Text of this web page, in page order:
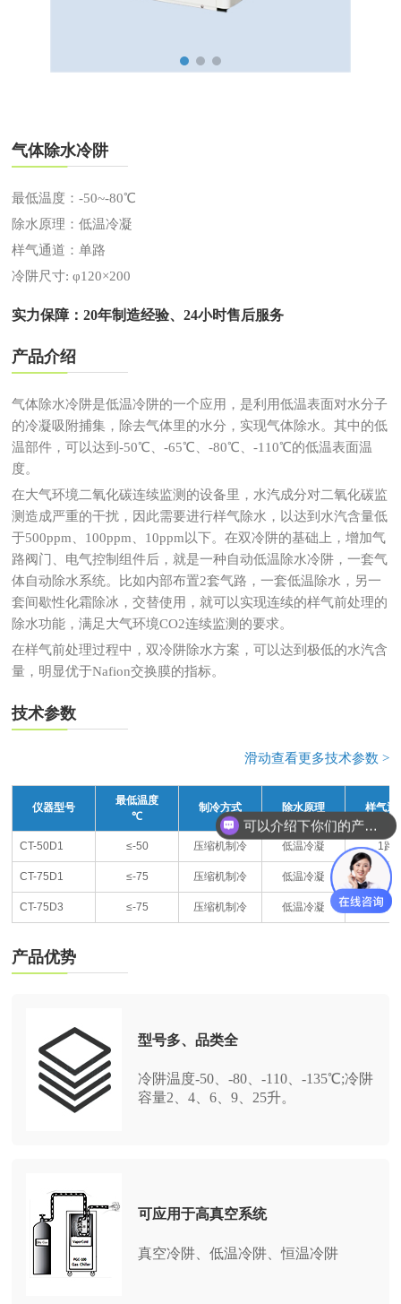
气体除水冷阱
最低温度：-50~-80℃
除水原理：低温冷凝
样气通道：单路
冷阱尺寸: φ120×200
实力保障：20年制造经验、24小时售后服务
产品介绍
气体除水冷阱是低温冷阱的一个应用，是利用低温表面对水分子
的冷凝吸附捕集，除去气体里的水分，实现气体除水。其中的低
温部件，可以达到-50℃、-65℃、-80℃、-110℃的低温表面温
度。
在大气环境二氧化碳连续监测的设备里，水汽成分对二氧化碳监
测造成严重的干扰，因此需要进行样气除水，以达到水汽含量低
于500ppm、100ppm、10ppm以下。在双冷阱的基础上，增加气
路阀门、电气控制组件后，就是一种自动低温除水冷阱，一套气
体自动除水系统。比如内部布置2套气路，一套低温除水，另一
套间歇性化霜除冰，交替使用，就可以实现连续的样气前处理的
除水功能，满足大气环境CO2连续监测的要求。
在样气前处理过程中，双冷阱除水方案，可以达到极低的水汽含
量，明显优于Nafion交换膜的指标。
技术参数
滑动查看更多技术参数 >
仪器型号
最低温度
℃
制冷方式 除水原理 样气通
CT-50D1 ≤-50 压缩机制冷 低温冷凝 1路
CT-75D1 ≤-75 压缩机制冷 低温冷凝 1路
CT-75D3 ≤-75 压缩机制冷 低温冷凝 3路
产品优势
型号多、品类全
冷阱温度-50、-80、-110、-135℃;冷阱
容量2、4、6、9、25升。
可应用于高真空系统
真空冷阱、低温冷阱、恒温冷阱
可以介绍下你们的产品么？